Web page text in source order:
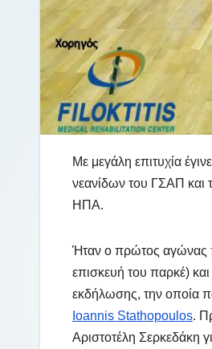
Με μεγάλη επιτυχία
νεανίδων του ΓΣΑΠ και
ΗΠΑ.
Ήταν ο πρώτος αγώνας
επισκευή του παρκέ)
εκδήλωσης, την οποία
Ioannis Stathopoulos.
Αριστοτέλη Σερκεδάκη